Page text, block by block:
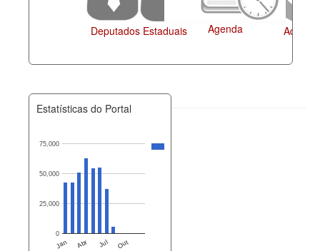
Deputados Estaduais Administração
Agenda
Estatísticas do Portal
Jan Abr Jul Out
0
25,000
50,000
75,000